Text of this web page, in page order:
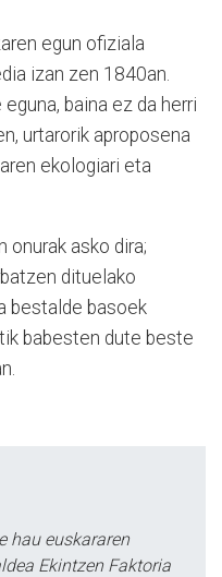
egun ofiziala
izan zen 1840an.
baina ez da herri
urtarorik aproposena
ekologiari eta
onurak asko dira;
dituelako
bestalde basoek
babesten dute beste
hau euskararen
Ekintzen Faktoria